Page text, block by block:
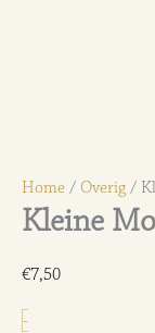
Home / Overig /
Kleine
€7,50
-Kleine